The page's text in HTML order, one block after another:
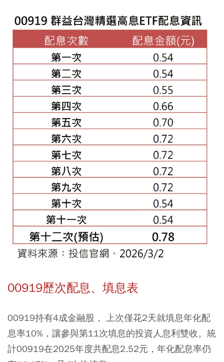
00919歷次配息、填息表
00919持有4成金融股， 上次僅花2天就填息年化配
息率10%，讓參與第11次填息的投資人息利雙收。統
計00919在2025年度共配息2.52元，年化配息率仍